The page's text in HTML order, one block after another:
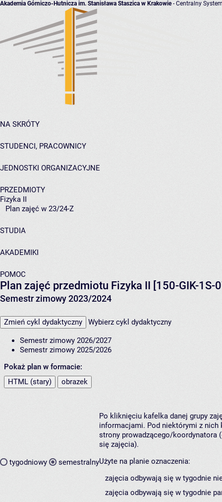
Akademia Górniczo-Hutnicza im. Stanisława Staszica w Krakowie- Centralny
NA SKRÓTY
STUDENCI, PRACOWNICY
JEDNOSTKI ORGANIZACYJNE
PRZEDMIOTY
Fizyka II
Plan zajęć w 23/24-Z
STUDIA
AKADEMIKI
POMOC
Plan zajęć przedmiotu Fizyka II [150-GIK-1S-
Semestr zimowy 2023/2024
Zmień cykl dydaktyczny Wybierz cykl dydaktyczny
Semestr zimowy 2026/2027
Semestr zimowy 2025/2026
Pokaż plan w formacie:
HTML (stary)
obrazek
tygodniowy semestralny
Po kliknięciu kafelka danej grupy
informacjami. Pod niektórymi z nich
strony prowadzącego/koordynatora
się zajęcia).
Użyte na planie oznaczenia:
zajęcia odbywają się w tygodnie
zajęcia odbywają się w tygodnie